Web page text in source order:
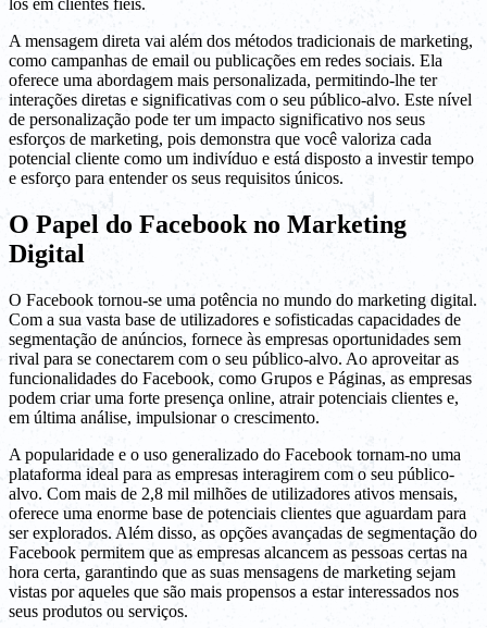
los em clientes fiéis.
A mensagem direta vai além dos métodos tradicionais de marketing,
como campanhas de email ou publicações em redes sociais. Ela
oferece uma abordagem mais personalizada, permitindo-lhe ter
interações diretas e significativas com o seu público-alvo. Este nível
de personalização pode ter um impacto significativo nos seus
esforços de marketing, pois demonstra que você valoriza cada
potencial cliente como um indivíduo e está disposto a investir tempo
e esforço para entender os seus requisitos únicos.
O Papel do Facebook no Marketing
Digital
O Facebook tornou-se uma potência no mundo do marketing digital.
Com a sua vasta base de utilizadores e sofisticadas capacidades de
segmentação de anúncios, fornece às empresas oportunidades sem
rival para se conectarem com o seu público-alvo. Ao aproveitar as
funcionalidades do Facebook, como Grupos e Páginas, as empresas
podem criar uma forte presença online, atrair potenciais clientes e,
em última análise, impulsionar o crescimento.
A popularidade e o uso generalizado do Facebook tornam-no uma
plataforma ideal para as empresas interagirem com o seu público-
alvo. Com mais de 2,8 mil milhões de utilizadores ativos mensais,
oferece uma enorme base de potenciais clientes que aguardam para
ser explorados. Além disso, as opções avançadas de segmentação do
Facebook permitem que as empresas alcancem as pessoas certas na
hora certa, garantindo que as suas mensagens de marketing sejam
vistas por aqueles que são mais propensos a estar interessados nos
seus produtos ou serviços.